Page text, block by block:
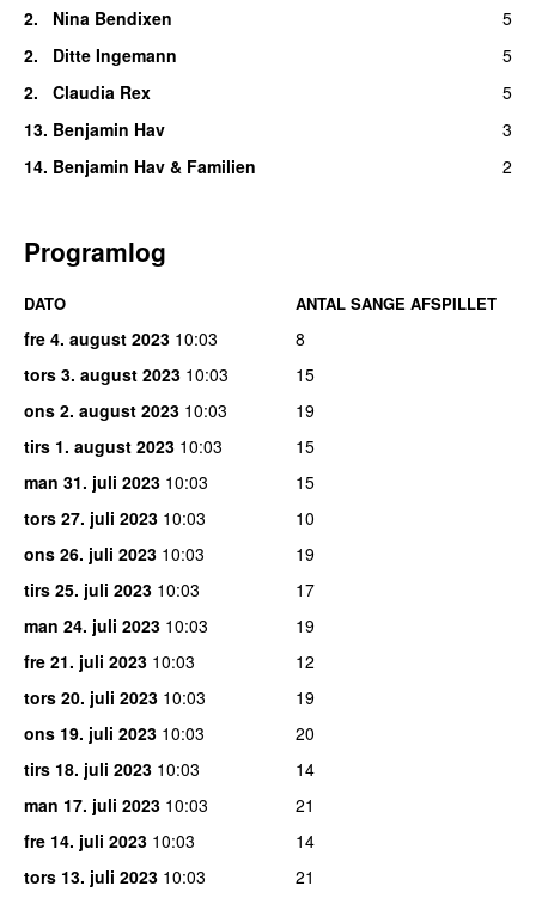
2.
Nina Bendixen
5
2.
Ditte Ingemann
5
2.
Claudia Rex
5
13. Benjamin Hav
3
14. Benjamin Hav & Familien 2
Programlog
DATO ANTAL SANGE AFSPILLET
fre 4. august 2023 10:03
8
tors 3. august 2023 10:03
15
ons 2. august 2023 10:03
19
tirs 1. august 2023 10:03
15
man 31. juli 2023 10:03
15
tors 27. juli 2023 10:03
10
ons 26. juli 2023 10:03
19
tirs 25. juli 2023 10:03
17
man 24. juli 2023 10:03
19
fre 21. juli 2023 10:03
12
tors 20. juli 2023 10:03
19
ons 19. juli 2023 10:03
20
tirs 18. juli 2023 10:03
14
man 17. juli 2023 10:03
21
fre 14. juli 2023 10:03
14
tors 13. juli 2023 10:03
21